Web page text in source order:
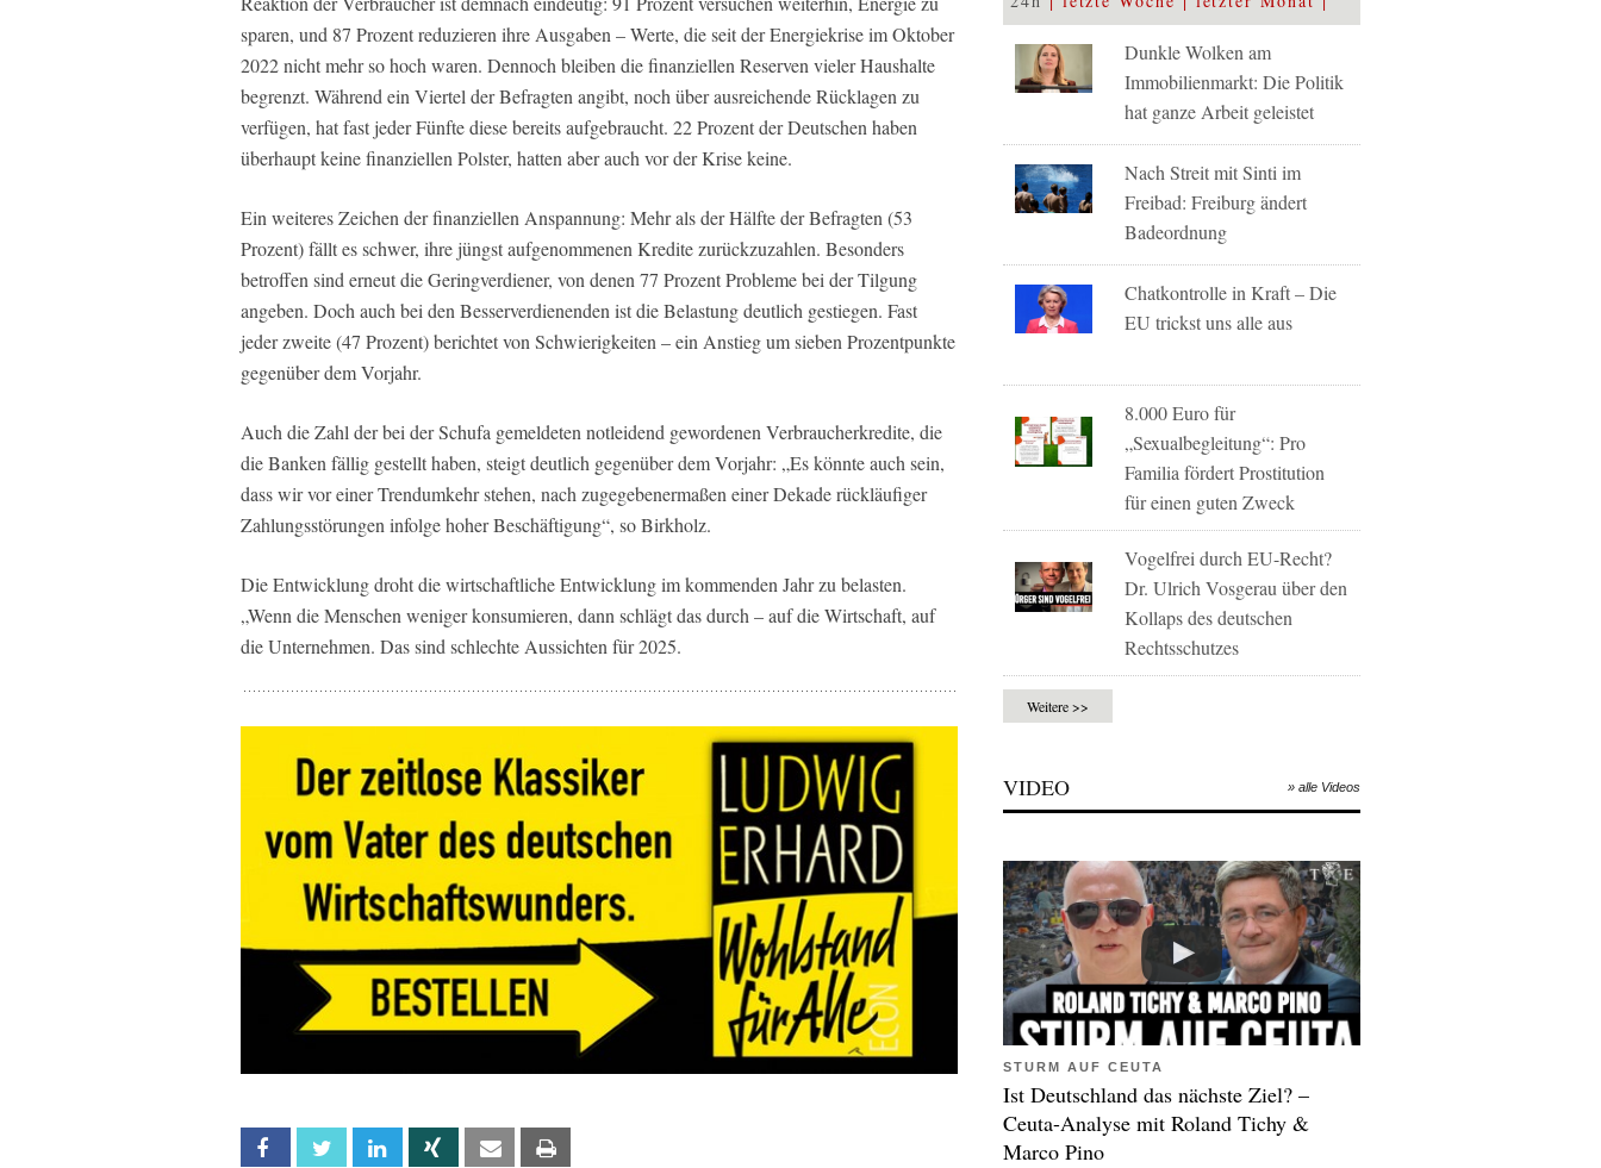
sparen, und 87 Prozent reduzieren ihre Ausgaben – Werte, die seit der Energiekrise im Oktober
2022 nicht mehr so hoch waren. Dennoch bleiben die finanziellen Reserven vieler Haushalte
begrenzt. Während ein Viertel der Befragten angibt, noch über ausreichende Rücklagen zu
verfügen, hat fast jeder Fünfte diese bereits aufgebraucht. 22 Prozent der Deutschen haben
überhaupt keine finanziellen Polster, hatten aber auch vor der Krise keine.
Ein weiteres Zeichen der finanziellen Anspannung: Mehr als der Hälfte der Befragten (53
Prozent) fällt es schwer, ihre jüngst aufgenommenen Kredite zurückzuzahlen. Besonders
betroffen sind erneut die Geringverdiener, von denen 77 Prozent Probleme bei der Tilgung
angeben. Doch auch bei den Besserverdienenden ist die Belastung deutlich gestiegen. Fast
jeder zweite (47 Prozent) berichtet von Schwierigkeiten – ein Anstieg um sieben Prozentpunkte
gegenüber dem Vorjahr.
Auch die Zahl der bei der Schufa gemeldeten notleidend gewordenen Verbraucherkredite, die
die Banken fällig gestellt haben, steigt deutlich gegenüber dem Vorjahr: „Es könnte auch sein,
dass wir vor einer Trendumkehr stehen, nach zugegebenermaßen einer Dekade rückläufiger
Zahlungsstörungen infolge hoher Beschäftigung“, so Birkholz.
Die Entwicklung droht die wirtschaftliche Entwicklung im kommenden Jahr zu belasten.
„Wenn die Menschen weniger konsumieren, dann schlägt das durch – auf die Wirtschaft, auf
die Unternehmen. Das sind schlechte Aussichten für 2025.
Facebook Twitter Linkedin Xing Email
Dunkle Wolken am
Immobilienmarkt: Die Politik
hat ganze Arbeit geleistet
Nach Streit mit Sinti im
Freibad: Freiburg ändert
Badeordnung
Chatkontrolle in Kraft – Die
EU trickst uns alle aus
8.000 Euro für
„Sexualbegleitung“: Pro
Familia fördert Prostitution
für einen guten Zweck
Vogelfrei durch EU-Recht?
Dr. Ulrich Vosgerau über den
Kollaps des deutschen
Rechtsschutzes
Weitere >>
VIDEO » alle Videos
STURM AUF CEUTA
Ist Deutschland das nächste Ziel? –
Ceuta-Analyse mit Roland Tichy &
Marco Pino